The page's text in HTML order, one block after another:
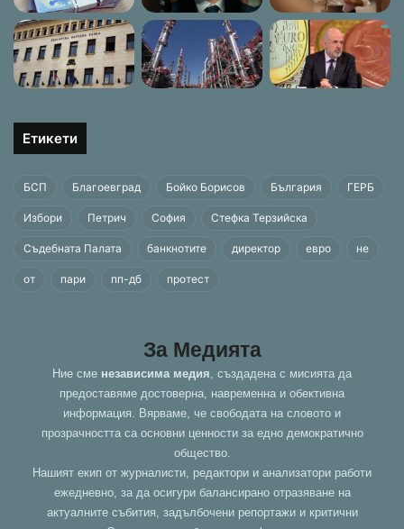
Етикети
БСП Благоевград Бойко Борисов България ГЕРБ
Избори Петрич София Стефка Терзийска
Съдебната Палата банкнотите директор евро не
от пари пп-дб протест
За Медията
Ние сме независима медия , създадена с мисията да
предоставяме достоверна, навременна и обективна
информация. Вярваме, че свободата на словото и
прозрачността са основни ценности за едно демократично
общество.
Нашият екип от журналисти, редактори и анализатори работи
ежедневно, за да осигури балансирано отразяване на
актуалните събития, задълбочени репортажи и критични